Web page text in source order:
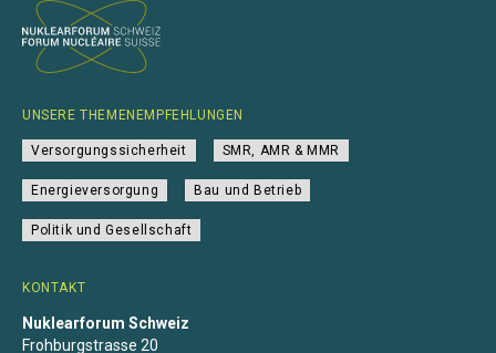
KONTAKT
Nuklearforum Schweiz
Frohburgstrasse 20
UNSERE THEMENEMPFEHLUNGEN
Versorgungssicherheit SMR, AMR & MMR
Energieversorgung Bau und Betrieb
Politik und Gesellschaft